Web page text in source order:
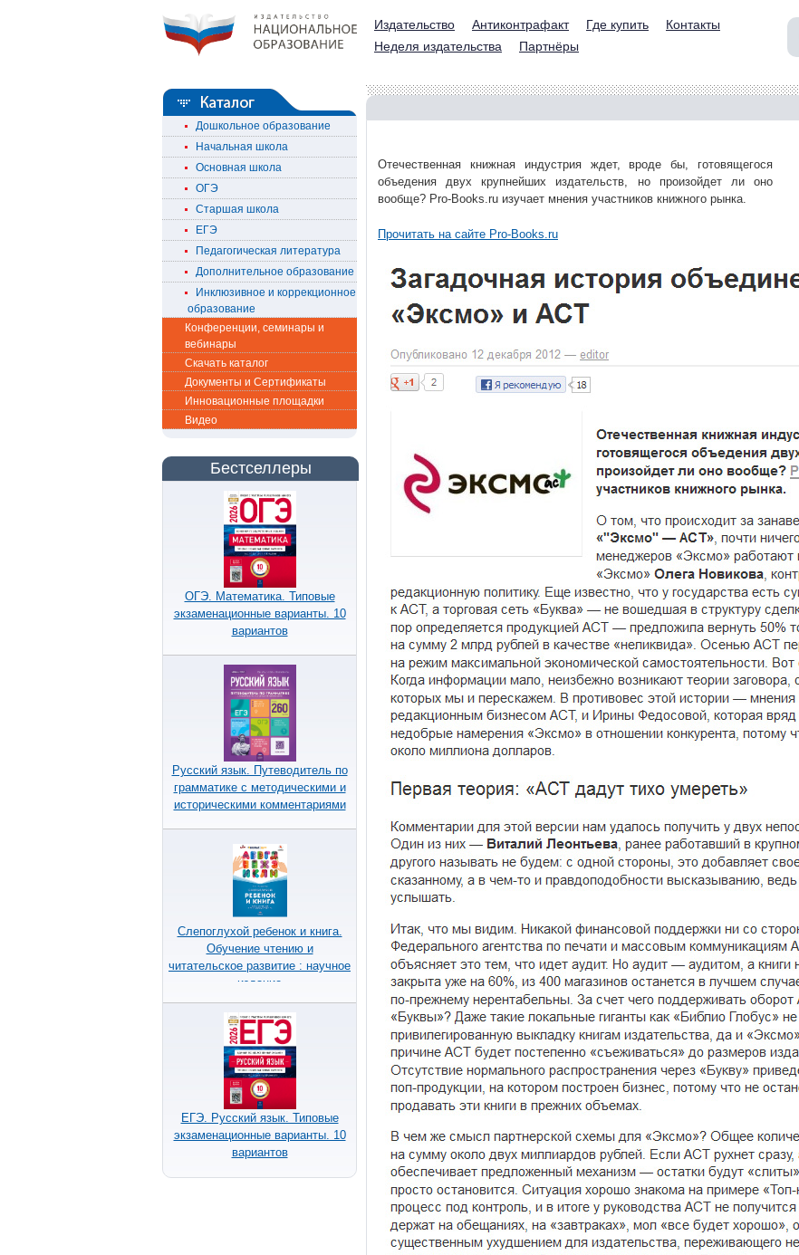
Издательство Антиконтрафакт Где купить
Контакты
Неделя издательства
Партнёры
Дошкольное образование
Начальная школа
Основная школа
ОГЭ
Старшая школа
ЕГЭ
Педагогическая литература
Дополнительное образование
Инклюзивное и коррекционное
образование
Конференции, семинары и
вебинары
Скачать каталог
Документы и Сертификаты
Инновационные площадки
Видео
Бестселлеры
ОГЭ. Математика. Типовые
экзаменационные варианты. 10
вариантов
Русский язык. Путеводитель по
грамматике с методическими и
историческими комментариями
Слепоглухой ребенок и книга.
Обучение чтению и
читательское развитие : научное
издание
ЕГЭ. Русский язык. Типовые
экзаменационные варианты. 10
вариантов
Отечественная книжная индустрия ждет, вроде бы, готовящегося
объедения двух крупнейших издательств, но произойдет ли оно
вообще? Pro-Books.ru изучает мнения участников книжного рынка.
Прочитать на сайте Pro-Books.ru